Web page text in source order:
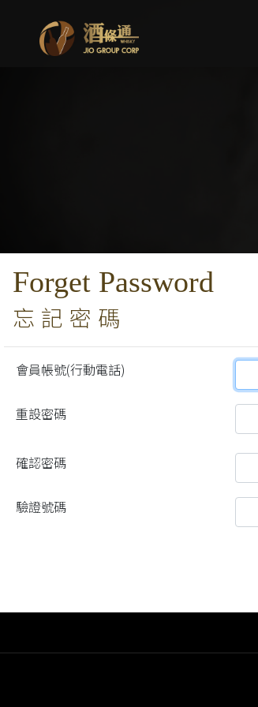
Forget Password
忘記密碼
會員帳號(行動電話)
重設密碼
確認密碼
驗證號碼